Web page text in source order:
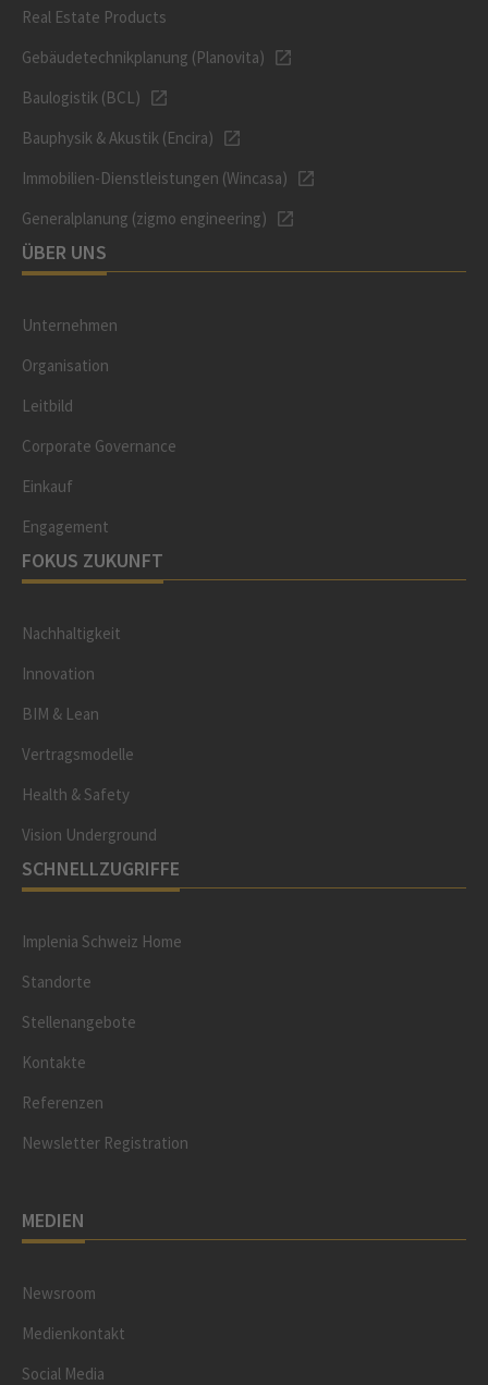
Real Estate Products
Gebäudetechnikplanung (Planovita)
Baulogistik (BCL)
Bauphysik & Akustik (Encira)
Immobilien-Dienstleistungen (Wincasa)
Generalplanung (zigmo engineering)
ÜBER UNS
Unternehmen
Organisation
Leitbild
Corporate Governance
Einkauf
Engagement
FOKUS ZUKUNFT
Nachhaltigkeit
Innovation
BIM & Lean
Vertragsmodelle
Health & Safety
Vision Underground
SCHNELLZUGRIFFE
Implenia Schweiz Home
Standorte
Stellenangebote
Kontakte
Referenzen
Newsletter Registration
MEDIEN
Newsroom
Medienkontakt
Social Media